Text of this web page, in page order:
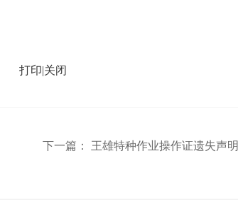
打印|关闭
下一篇： 王雄特种作业操作证遗失声明